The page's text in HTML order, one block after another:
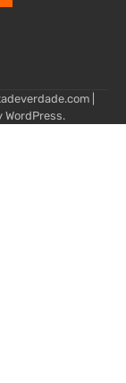
WordPress.